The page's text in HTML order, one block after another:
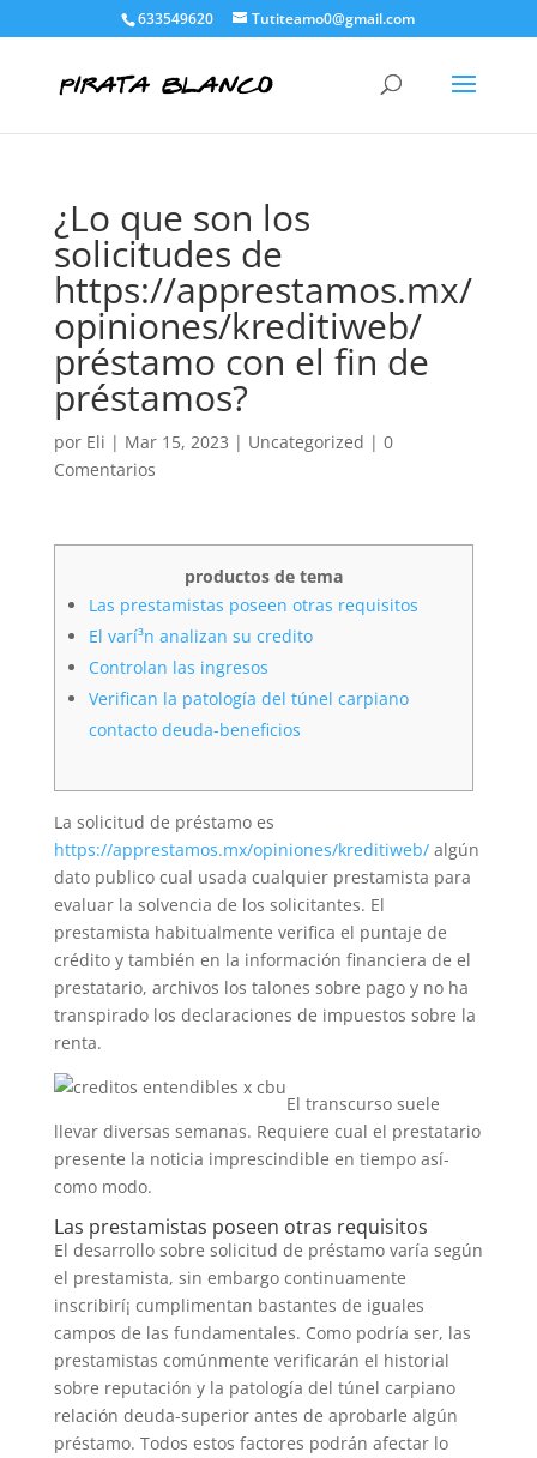
633549620 Tutiteamo0@gmail.com
¿Lo que son los
solicitudes de
https://apprestamos.mx/
opiniones/kreditiweb/
préstamo con el fin de
préstamos?
por Eli | Mar 15, 2023 | Uncategorized | 0
Comentarios
productos de tema
Las prestamistas poseen otras requisitos
El varí³n analizan su credito
Controlan las ingresos
Verifican la patologí­a del túnel carpiano
contacto deuda-beneficios
La solicitud de préstamo es
https://apprestamos.mx/opiniones/kreditiweb/algún
dato publico cual usada cualquier prestamista para
evaluar la solvencia de los solicitantes. El
prestamista habitualmente verifica el puntaje de
crédito y también en la información financiera de el
prestatario, archivos los talones sobre pago y no ha
transpirado los declaraciones de impuestos sobre la
renta.
El transcurso suele
llevar diversas semanas. Requiere cual el prestatario
presente la noticia imprescindible en tiempo así­
como modo.
Las prestamistas poseen otras requisitos
El desarrollo sobre solicitud de préstamo varía según
el prestamista, sin embargo continuamente
inscribirí¡ cumplimentan bastantes de iguales
campos de las fundamentales. Como podrí­a ser, las
prestamistas comúnmente verificarán el historial
sobre reputación y la patologí­a del túnel carpiano
relación deuda-superior antes de aprobarle algún
préstamo. Todos estos factores podrán afectar lo